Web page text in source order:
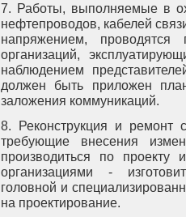
7. Работы, выполняемые в
нефтепроводов, кабелей
напряжением,
организаций,
наблюдением
должен быть приложен
заложения коммуникаций.
8. Реконструкция и ремонт
требующие внесения
производиться по проекту
организациями -
головной и
на проектирование.